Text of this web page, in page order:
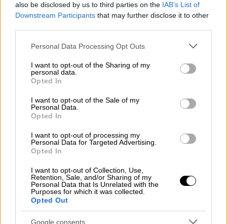
also be disclosed by us to third parties on the IAB’s List of
Downstream Participants that may further disclose it to other
Please note that this website/app uses one or more Google
not limited to your visit or usage behaviour. You may click to
grant or deny consent to Google and its third-party tags to
use your data for below specified purposes in below Google
consent section.
Personal Data Processing Opt Outs
I want to opt-out of the Sharing of my
personal data.
Opted In
I want to opt-out of the Sale of my
Personal Data.
Opted In
I want to opt-out of processing my
Personal Data for Targeted Advertising.
Opted In
I want to opt-out of Collection, Use,
Retention, Sale, and/or Sharing of my
Personal Data that Is Unrelated with the
Purposes for which it was collected.
Opted Out
Google consents
«Αυτό που γνωρίζουμε για την Όμικρον είναι
ότι (...) εξαπλώνεται με πρωτοφανείς
ρυθμούς, είναι κάτι που δεν έχουμε ξαναδεί
ποτέ στο παρελθόν, τα κρούσματα
διπλασιάζονται κάθε δύο με τρεις ημέρες»,
δήλωσε ο Τζάβιντ στο Sky News.
Προειδοποίηση ΠΟΥ: Πολύ υψηλός
παγκόσμιος κίνδυνος
Η είδηση έρχεται λίγες ώρες μετά την
προειδοποίηση του Παγκόσμιου Οργανισμού
Υγείας ότι ηπαραλλαγή, συνιστά έναν
υψηλό» παγκόσμιο κίνδυνο , με κάποιες
ενδείξεις ότι διαφεύγει της προστασίας
τωνεμβολίων.